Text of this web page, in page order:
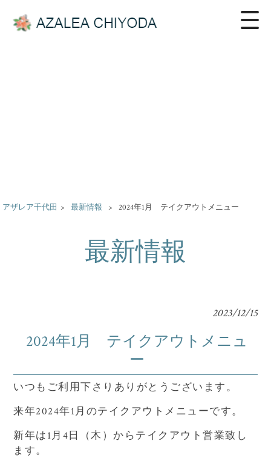
アザレア千代田 > 最新情報 > 2024年1月 テイクアウトメニュー
最新情報
2023/12/15
2024年1月 テイクアウトメニュ
ー
いつもご利用下さりありがとうございます。
来年2024年1月のテイクアウトメニューです。
新年は1月4日（木）からテイクアウト営業致し
ます。